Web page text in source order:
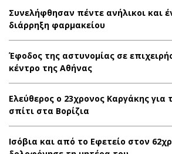
Συνελήφθησαν πέντε ανήλικοι και
διάρρηξη φαρμακείου
Έφοδος της αστυνομίας σε
κέντρο της Αθήνας
Ελεύθερος ο 23χρονος Καργάκης για
σπίτι στα Βορίζια
Ισόβια και από το Εφετείο στον